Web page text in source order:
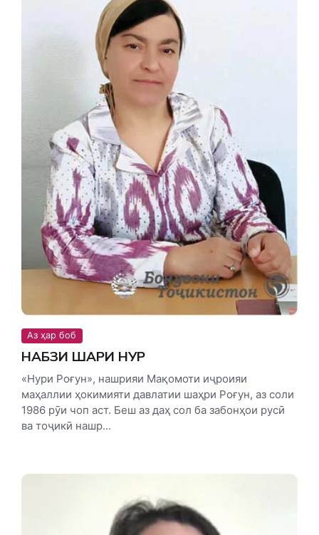
Аз ҳар боб
НАБЗИ ШАҲРИ НУР
«Нури Роғун», нашрияи Мақомоти иҷроияи
маҳаллии ҳокимияти давлатии шаҳри Роғун, аз соли
1986 рӯи чоп аст. Беш аз даҳ сол ба забонҳои русӣ
ва тоҷикӣ нашр...